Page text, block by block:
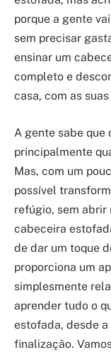
porque a gente
sem precisar
ensinar um
completo e
casa, com as
A gente sabe que
principalmente
Mas, com um
possível
refúgio, sem abrir
cabeceira
de dar um toque
proporciona um
simplesmente
aprender tudo o
estofada, desde
finalização.